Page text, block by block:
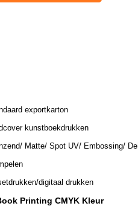
exportkarton
kunstboekdrukken
Matte/ Spot UV/ Embossing/
digitaal drukken
Printing CMYK Kleur